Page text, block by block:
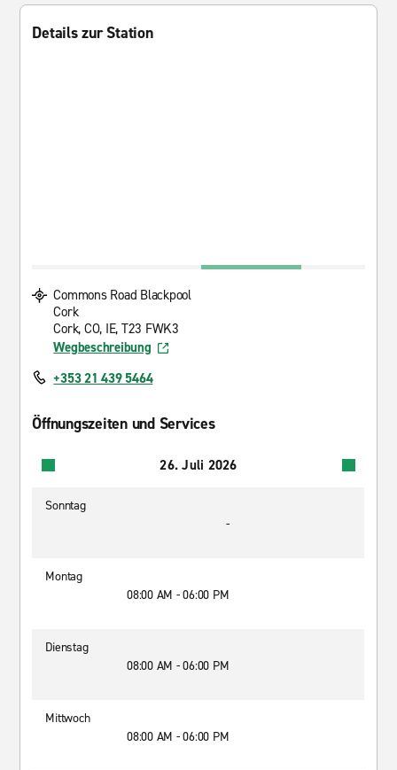
Details zur Station
Commons Road Blackpool
Cork
Cork, CO, IE, T23 FWK3
Wegbeschreibung
+353 21 439 5464
Öffnungszeiten und Services
26. Juli 2026
Sonntag
-
Montag
08:00 AM - 06:00 PM
Dienstag
08:00 AM - 06:00 PM
Mittwoch
08:00 AM - 06:00 PM